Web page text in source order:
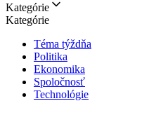
Kategórie
Kategórie
Téma týždňa
Politika
Ekonomika
Spoločnosť
Technológie